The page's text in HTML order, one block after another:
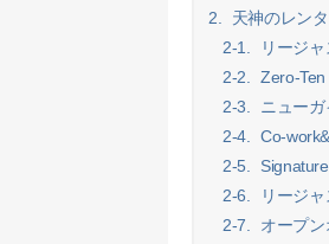
2.
天神のレン
2-1.
リージ
2-2.
Zero-
2-3.
ニュー
2-4.
Co-
2-5.
2-6.
リージ
2-7.
オープ